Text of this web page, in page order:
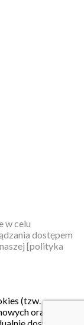
w celu
dostępem
[polityka
(tzw.
oraz
dostosować